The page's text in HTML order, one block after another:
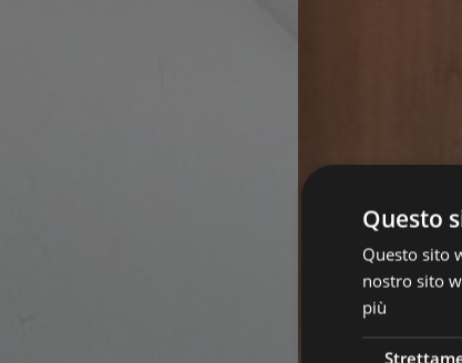
Questo
Questo sito
nostro sito
più